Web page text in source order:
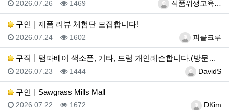
등록자식품위생교육…
등록일
2026.07.26 조회
1469
구인 제품 리뷰 체험단 모집합니다!
등록자피클크루
등록일
2026.07.24 조회
1602
구직 탬파베이 색소폰, 기타, 드럼 개인레슨합니다.(방문레슨…
등록자DavidS
등록일
2026.07.23 조회
1444
구인 Sawgrass Mills Mall
등록자DKim
등록일
2026.07.22 조회
1672